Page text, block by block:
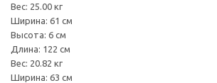
Вес: 25.00 кг
Ширина: 61 см
Высота: 6 см
Длина: 122 см
Вес: 20.82 кг
Ширина: 63 см